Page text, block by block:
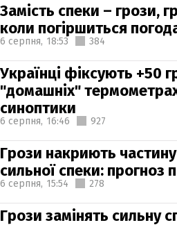
Замість спеки – грози,
коли погіршиться
6 серпня, 18:53 384
Українці фіксують +50
"домашніх"
синоптики
6 серпня, 16:46 927
Грози накриють
сильної спеки: прогноз
6 серпня, 15:54 278
Грози замінять сильну